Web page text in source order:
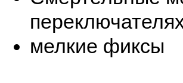
мелкие фиксы